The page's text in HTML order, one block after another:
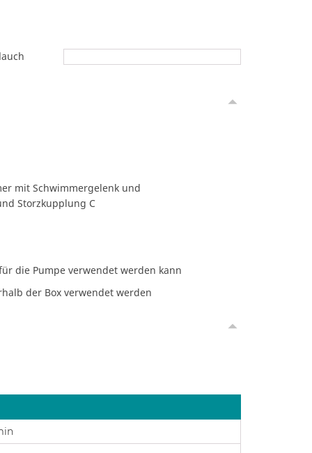
mit Schwimmergelenk und
Storzkupplung C
die Pumpe verwendet werden kann
der Box verwendet werden